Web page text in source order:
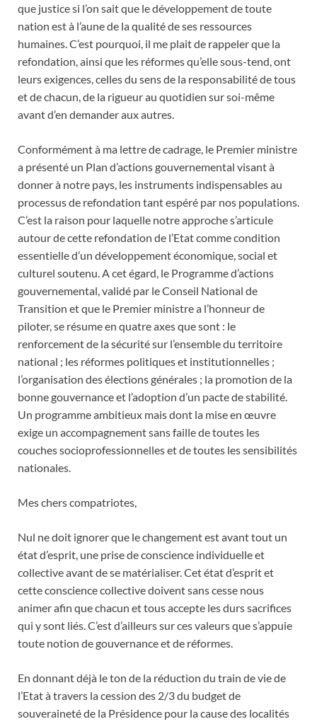
que justice si l’on sait que le développement de toute
nation est à l’aune de la qualité de ses ressources
humaines. C’est pourquoi, il me plait de rappeler que la
refondation, ainsi que les réformes qu’elle sous-tend, ont
leurs exigences, celles du sens de la responsabilité de tous
et de chacun, de la rigueur au quotidien sur soi-même
avant d’en demander aux autres.
Conformément à ma lettre de cadrage, le Premier ministre
a présenté un Plan d’actions gouvernemental visant à
donner à notre pays, les instruments indispensables au
processus de refondation tant espéré par nos populations.
C’est la raison pour laquelle notre approche s’articule
autour de cette refondation de l’Etat comme condition
essentielle d’un développement économique, social et
culturel soutenu. A cet égard, le Programme d’actions
gouvernemental, validé par le Conseil National de
Transition et que le Premier ministre a l’honneur de
piloter, se résume en quatre axes que sont : le
renforcement de la sécurité sur l’ensemble du territoire
national ; les réformes politiques et institutionnelles ;
l’organisation des élections générales ; la promotion de la
bonne gouvernance et l’adoption d’un pacte de stabilité.
Un programme ambitieux mais dont la mise en œuvre
exige un accompagnement sans faille de toutes les
couches socioprofessionnelles et de toutes les sensibilités
nationales.
Mes chers compatriotes,
Nul ne doit ignorer que le changement est avant tout un
état d’esprit, une prise de conscience individuelle et
collective avant de se matérialiser. Cet état d’esprit et
cette conscience collective doivent sans cesse nous
animer afin que chacun et tous accepte les durs sacrifices
qui y sont liés. C’est d’ailleurs sur ces valeurs que s’appuie
toute notion de gouvernance et de réformes.
En donnant déjà le ton de la réduction du train de vie de
l’Etat à travers la cession des 2/3 du budget de
souveraineté de la Présidence pour la cause des localités